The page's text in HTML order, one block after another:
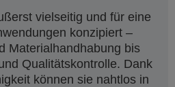
vielseitig und für eine
konzipiert –
Materialhandhabung bis
Qualitätskontrolle. Dank
können sie nahtlos in